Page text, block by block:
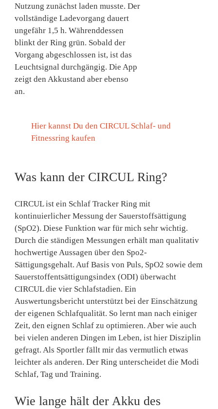
Nutzung zunächst laden musste. Der
vollständige Ladevorgang dauert
ungefähr 1,5 h. Währenddessen
blinkt der Ring grün. Sobald der
Vorgang abgeschlossen ist, ist das
Leuchtsignal durchgängig. Die App
zeigt den Akkustand aber ebenso
an.
Hier kannst Du den CIRCUL Schlaf- und
Fitnessring kaufen
Was kann der CIRCUL Ring?
CIRCUL ist ein Schlaf Tracker Ring mit
kontinuierlicher Messung der Sauerstoffsättigung
(SpO2). Diese Funktion war für mich sehr wichtig.
Durch die ständigen Messungen erhält man qualitativ
hochwertige Aussagen über den Spo2-
Sättigungsgehalt. Auf Basis von Puls, SpO2 sowie dem
Sauerstoffentsättigungsindex (ODI) überwacht
CIRCUL die vier Schlafstadien. Ein
Auswertungsbericht unterstützt bei der Einschätzung
der eigenen Schlafqualität. So lernt man nach einiger
Zeit, den eignen Schlaf zu optimieren. Aber wie auch
bei vielen anderen Dingen im Leben, ist hier Disziplin
gefragt. Als Sportler fällt mir das vermutlich etwas
leichter als anderen. Der Ring unterscheidet die Modi
Schlaf, Tag und Training.
Wie lange hält der Akku des